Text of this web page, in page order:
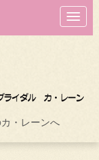
N
a
v
o
n
・レーンへ